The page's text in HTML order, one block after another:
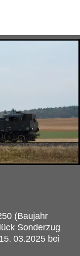
(Baujahr
Sonderzug
03.2025 bei